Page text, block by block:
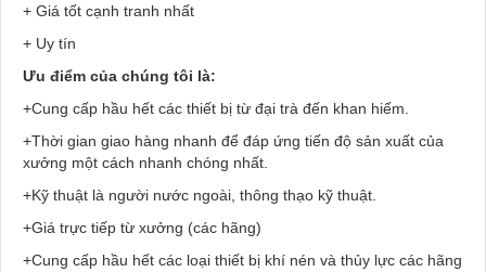
+ Giá tốt cạnh tranh nhất
+ Uy tín
Ưu điểm của chúng tôi là:
+Cung cấp hầu hết các thiết bị từ đại trà đến khan hiếm.
+Thời gian giao hàng nhanh để đáp ứng tiến độ sản xuất của
xưởng một cách nhanh chóng nhất.
+Kỹ thuật là người nước ngoài, thông thạo kỹ thuật.
+Giá trực tiếp từ xưởng (các hãng)
+Cung cấp hầu hết các loại thiết bị khí nén và thủy lực các hãng